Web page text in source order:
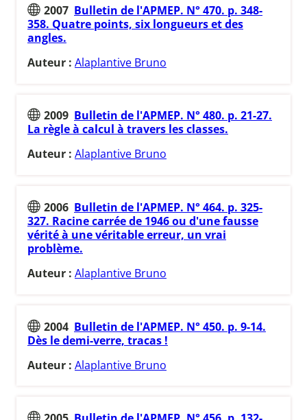
2007 Bulletin de l'APMEP. N° 470. p. 348-
358. Quatre points, six longueurs et des
angles.
Auteur : Alaplantive Bruno
2009 Bulletin de l'APMEP. N° 480. p. 21-27.
La règle à calcul à travers les classes.
Auteur : Alaplantive Bruno
2006 Bulletin de l'APMEP. N° 464. p. 325-
327. Racine carrée de 1946 ou d'une fausse
vérité à une véritable erreur, un vrai
problème.
Auteur : Alaplantive Bruno
2004 Bulletin de l'APMEP. N° 450. p. 9-14.
Dès le demi-verre, tracas !
Auteur : Alaplantive Bruno